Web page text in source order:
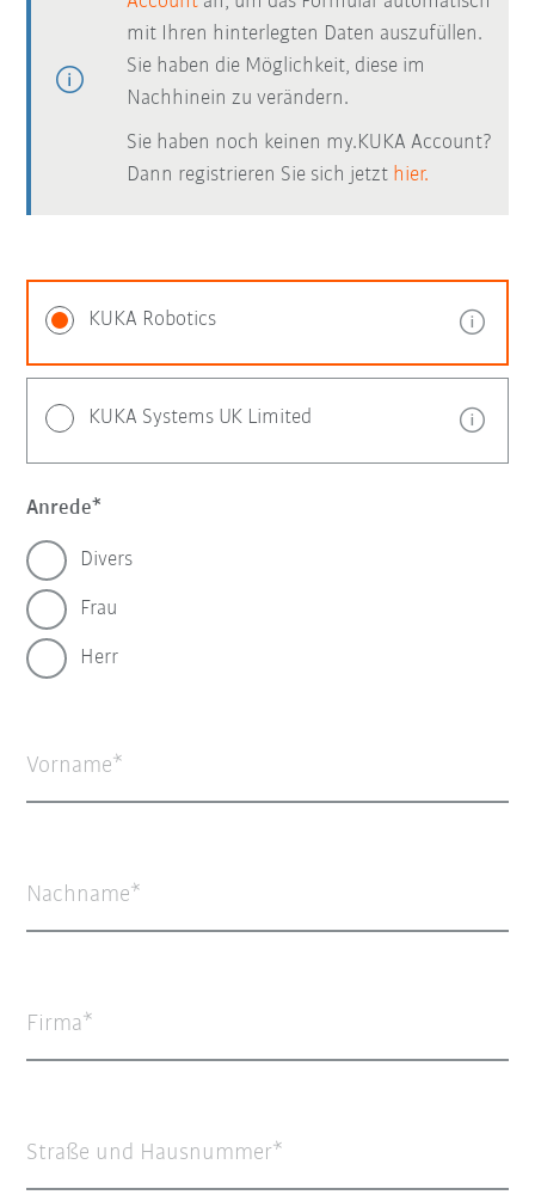
mit Ihren hinterlegten Daten auszufüllen.
Sie haben die Möglichkeit, diese im
Nachhinein zu verändern.
Sie haben noch keinen my.KUKA Account?
Dann registrieren Sie sich jetzt hier.
KUKA Robotics
KUKA Systems UK Limited
Anrede
Divers
Frau
Herr
Vorname
Nachname
Firma
Straße und Hausnummer